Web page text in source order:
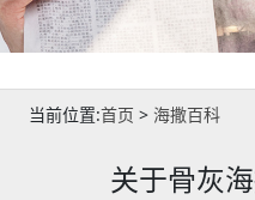
当前位置:首页 > 海撒百科
关于骨灰